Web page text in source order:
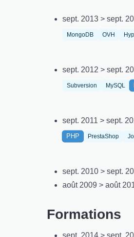
sept. 2013 > sept.
MongoDB OVH
sept. 2012 > sept.
Subversion MySQL
sept. 2011 > sept.
PHP PrestaShop
sept. 2010 > sept.
août 2009 > août
Formations